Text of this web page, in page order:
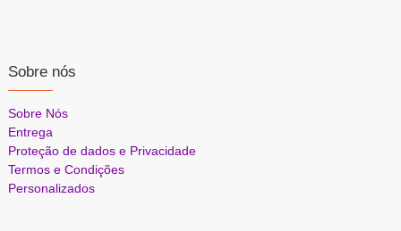
Sobre nós
Sobre Nós
Entrega
Proteção de dados e Privacidade
Termos e Condições
Personalizados